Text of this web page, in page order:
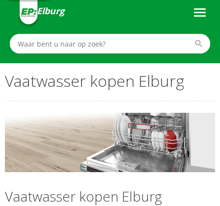
Elburg
Vaatwasser kopen Elburg
Vaatwasser kopen Elburg